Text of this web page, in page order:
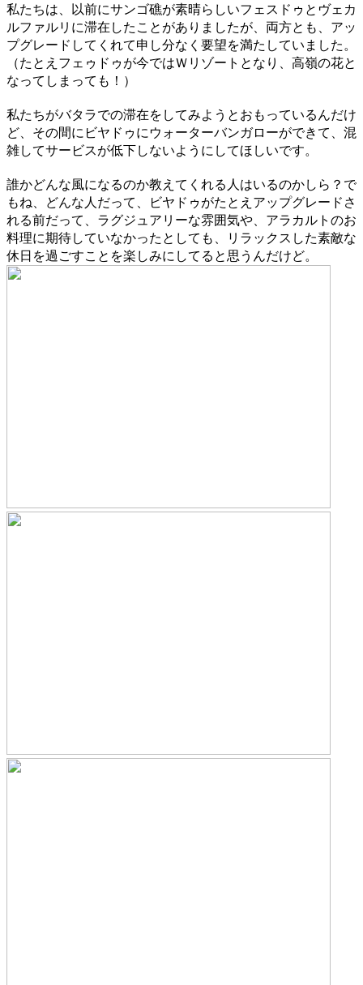
私たちは、以前にサンゴ礁が素晴らしいフェスドゥとヴェカ
ルファルリに滞在したことがありましたが、両方とも、アッ
プグレードしてくれて申し分なく要望を満たしていました。
（たとえフェゥドゥが今ではＷリゾートとなり、高嶺の花と
なってしまっても！）
私たちがバタラでの滞在をしてみようとおもっているんだけ
ど、その間にビヤドゥにウォーターバンガローができて、混
雑してサービスが低下しないようにしてほしいです。
誰かどんな風になるのか教えてくれる人はいるのかしら？で
もね、どんな人だって、ビヤドゥがたとえアップグレードさ
れる前だって、ラグジュアリーな雰囲気や、アラカルトのお
料理に期待していなかったとしても、リラックスした素敵な
休日を過ごすことを楽しみにしてると思うんだけど。